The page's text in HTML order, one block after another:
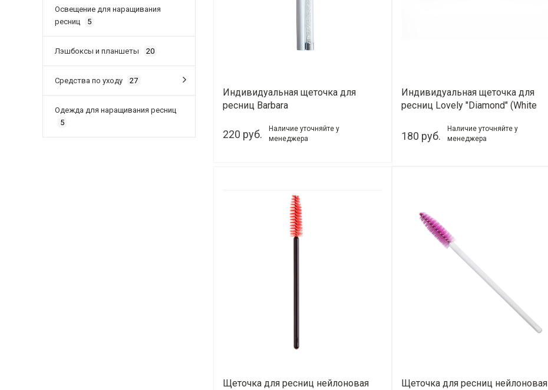
Освещение для наращивания
ресниц
5
Лэшбоксы и планшеты 20
Средства по уходу 27
Одежда для наращивания ресниц
5
Индивидуальная щеточка для
ресниц Barbara
220 руб.
Наличие уточняйте у
менеджера
Индивидуальная щеточка для
ресниц Lovely "Diamond" (White
180 руб.
Наличие уточняйте у
менеджера
Щеточка для ресниц нейлоновая
Щеточка для ресниц нейлоновая